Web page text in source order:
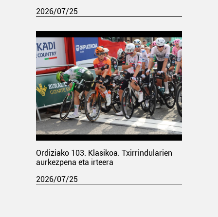
2026/07/25
Ordiziako 103. Klasikoa. Txirrindularien
aurkezpena eta irteera
2026/07/25